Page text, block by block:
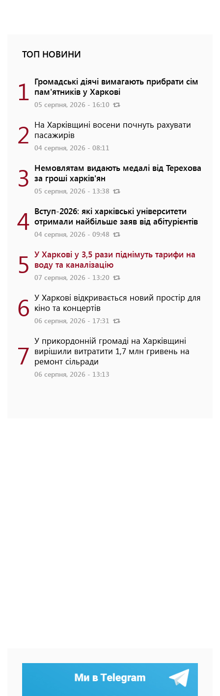
ТОП НОВИНИ
1 Громадські діячі вимагають прибрати сім
пам'ятників у Харкові
05 серпня, 2026 - 16:10
2 На Харківщині восени почнуть рахувати
пасажирів
04 серпня, 2026 - 08:11
3 Немовлятам видають медалі від Терехова
за гроші харків'ян
05 серпня, 2026 - 13:38
4 Вступ-2026: які харківські університети
отримали найбільше заяв від абітурієнтів
04 серпня, 2026 - 09:48
5 У Харкові у 3,5 рази піднімуть тарифи на
воду та каналізацію
07 серпня, 2026 - 13:20
6 У Харкові відкривається новий простір для
кіно та концертів
06 серпня, 2026 - 17:31
7 У прикордонній громаді на Харківщині
вирішили витратити 1,7 млн гривень на
ремонт сільради
06 серпня, 2026 - 13:13